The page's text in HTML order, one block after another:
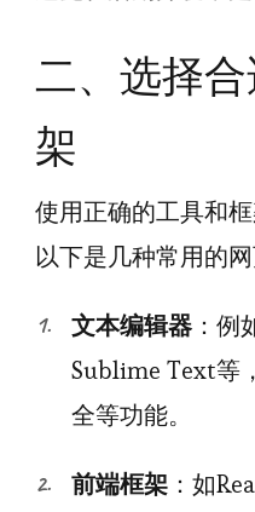
二、选择
架
使用正确的工具和
以下是几种常用的
文本编辑器 ：例
Sublime Text等
全等功能。
前端框架 ：如